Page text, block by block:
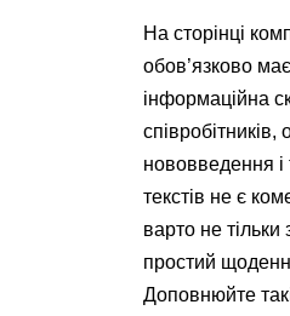
На сторінці
обов’язково
інформаційна
нововведення і
текстів не є
варто не тільки
простий
Доповнюйте